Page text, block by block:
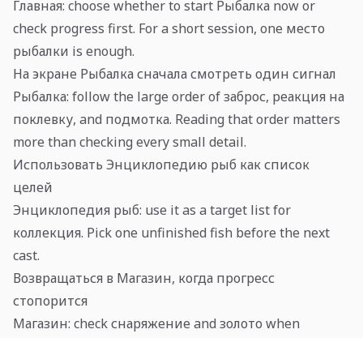
Главная: choose whether to start Рыбалка now or
check progress first. For a short session, one место
рыбалки is enough.
На экране Рыбалка сначала смотреть один сигнал
Рыбалка: follow the large order of заброс, реакция на
поклевку, and подмотка. Reading that order matters
more than checking every small detail.
Использовать Энциклопедию рыб как список
целей
Энциклопедия рыб: use it as a target list for
коллекция. Pick one unfinished fish before the next
cast.
Возвращаться в Магазин, когда прогресс
стопорится
Магазин: check снаряжение and золото when